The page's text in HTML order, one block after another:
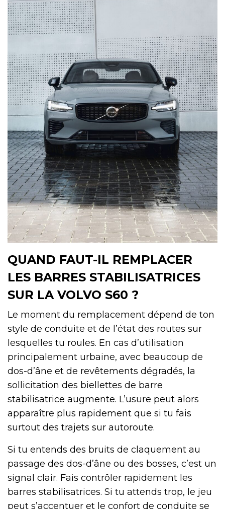
QUAND FAUT-IL REMPLACER
LES BARRES STABILISATRICES
SUR LA VOLVO S60 ?
Le moment du remplacement dépend de ton
style de conduite et de l’état des routes sur
lesquelles tu roules. En cas d’utilisation
principalement urbaine, avec beaucoup de
dos-d’âne et de revêtements dégradés, la
sollicitation des biellettes de barre
stabilisatrice augmente. L’usure peut alors
apparaître plus rapidement que si tu fais
surtout des trajets sur autoroute.
Si tu entends des bruits de claquement au
passage des dos-d’âne ou des bosses, c’est un
signal clair. Fais contrôler rapidement les
barres stabilisatrices. Si tu attends trop, le jeu
peut s’accentuer et le confort de conduite se